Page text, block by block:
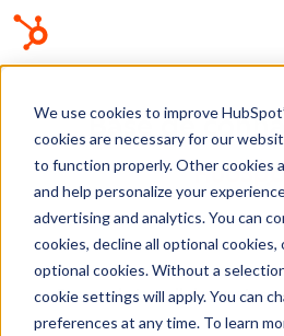
We use cookies to improve
cookies are necessary for our
to function properly. Other cookies
and help personalize your
advertising and analytics. You can
cookies, decline all optional cookies,
optional cookies. Without a
cookie settings will apply. You can
preferences at any time. To learn
Base de
Espace de travail des ventes